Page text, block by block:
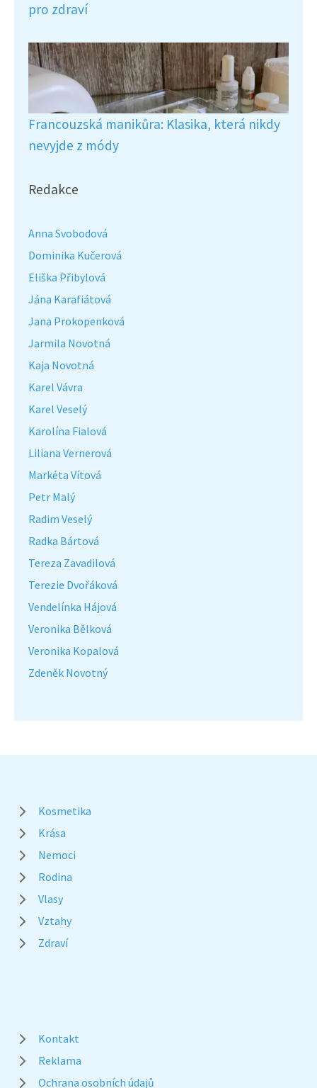
pro zdraví
Francouzská manikůra: Klasika, která nikdy
nevyjde z módy
Redakce
Anna Svobodová
Dominika Kučerová
Eliška Přibylová
Jána Karafiátová
Jana Prokopenková
Jarmila Novotná
Kaja Novotná
Karel Vávra
Karel Veselý
Karolína Fialová
Liliana Vernerová
Markéta Vítová
Petr Malý
Radim Veselý
Radka Bártová
Tereza Zavadilová
Terezie Dvořáková
Vendelínka Hájová
Veronika Bělková
Veronika Kopalová
Zdeněk Novotný
Kosmetika
Krása
Nemoci
Rodina
Vlasy
Vztahy
Zdraví
Kontakt
Reklama
Ochrana osobních údajů